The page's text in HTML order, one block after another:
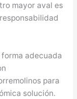
mayor aval es
adecuada
para
solución.